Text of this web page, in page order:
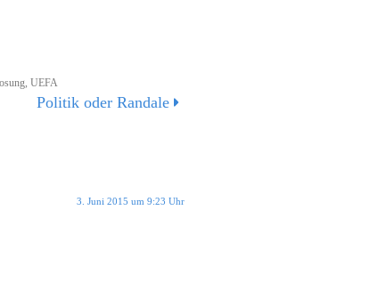
UEFA
Politik oder Randale
3. Juni 2015 um 9:23 Uhr